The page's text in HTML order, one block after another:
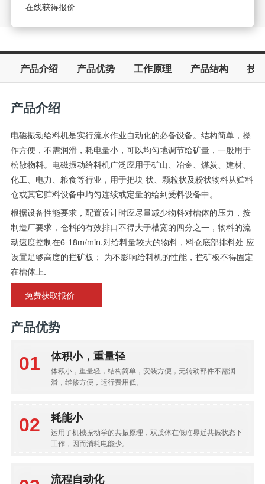
在线获得报价
产品介绍 产品优势 工作原理 产品结构 技
产品介绍
电磁振动给料机是实行流水作业自动化的必备设备。结构简单，操
作方便，不需润滑，耗电量小，可以均匀地调节给矿量，一般用于
松散物料。电磁振动给料机广泛应用于矿山、冶金、煤炭、建材、
化工、电力、粮食等行业，用于把块 状、颗粒状及粉状物料从贮料
仓或其它贮料设备中均匀连续或定量的给到受料设备中。
根据设备性能要求，配置设计时应尽量减少物料对槽体的压力，按
制造厂要求，仓料的有效排口不得大于槽宽的四分之一，物料的流
动速度控制在6-18m/min.对给料量较大的物料，料仓底部排料处 应
设置足够高度的拦矿板； 为不影响给料机的性能，拦矿板不得固定
在槽体上.
免费获取报价
产品优势
体积小，重量轻
体积小，重量轻，结构简单，安装方便，无转动部件不需润
滑，维修方便，运行费用低。
耗能小
运用了机械振动学的共振原理，双质体在低临界近共振状态下
工作，因而消耗电能少。
流程自动化